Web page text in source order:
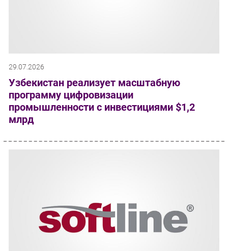
29.07.2026
Узбекистан реализует масштабную
программу цифровизации
промышленности с инвестициями $1,2
млрд